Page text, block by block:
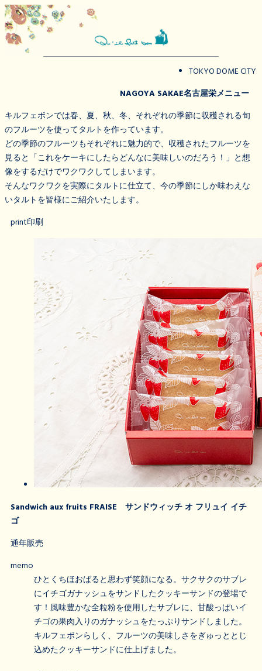
TOKYO DOME CITY
NAGOYA SAKAE名古屋栄メニュー
キルフェボンでは春、夏、秋、冬、それぞれの季節に収穫される旬
のフルーツを使ってタルトを作っています。
どの季節のフルーツもそれぞれに魅力的で、収穫されたフルーツを
見ると「これをケーキにしたらどんなに美味しいのだろう！」と想
像をするだけでワクワクしてしまいます。
そんなワクワクを実際にタルトに仕立て、今の季節にしか味わえな
いタルトを皆様にご紹介いたします。
print印刷
Sandwich aux fruits FRAISE サンドウィッチ オ フリュイ イチ
ゴ
通年販売
memo
ひとくちほおばると思わず笑顔になる。サクサクのサブレ
にイチゴガナッシュをサンドしたクッキーサンドの登場で
す！風味豊かな全粒粉を使用したサブレに、甘酸っぱいイ
チゴの果肉入りのガナッシュをたっぷりサンドしました。
キルフェボンらしく、フルーツの美味しさをぎゅっととじ
込めたクッキーサンドに仕上げました。